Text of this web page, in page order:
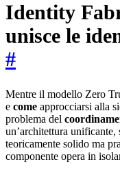
Identity
unisce le
#
Mentre il modello Zero
e come approcciarsi alla
problema del
un’architettura
teoricamente solido ma
componente opera in